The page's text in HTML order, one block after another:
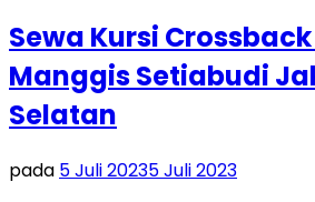
Sewa Kursi
Manggis Setiabudi
Selatan
pada 5 Juli 20235 Juli 2023